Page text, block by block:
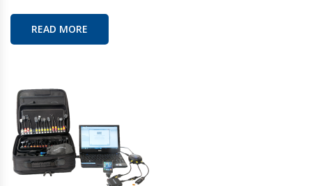
READ MORE